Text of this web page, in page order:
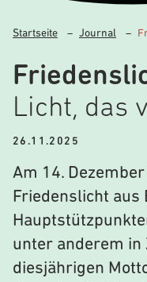
Startseite – Journal –
Licht, das
26.11.2025
Am 14.
Friedenslicht aus
unter anderem in
diesjährigen